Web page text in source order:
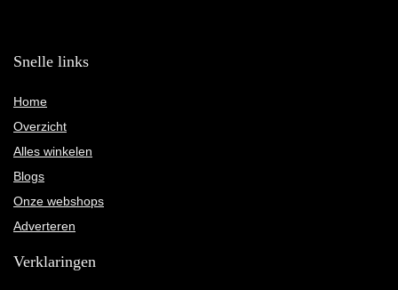
Snelle links
Home
Overzicht
Alles winkelen
Blogs
Onze webshops
Adverteren
Verklaringen